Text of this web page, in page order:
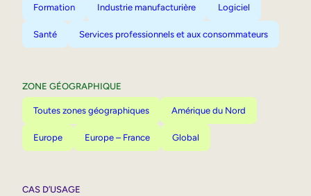
Formation Industrie manufacturière Logiciel
Santé Services professionnels et aux consommateurs
ZONE GÉOGRAPHIQUE
Toutes zones géographiques Amérique du Nord
Europe Europe – France Global
CAS D’USAGE